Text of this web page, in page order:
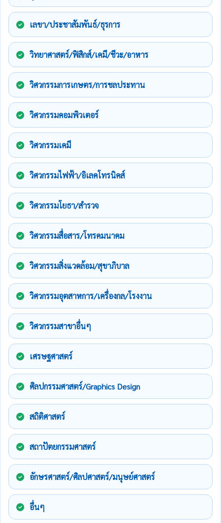
เลขา/ประชาสัมพันธ์/ธุรการ
วิทยาศาสตร์/ฟิสิกส์/เคมี/ชีวะ/อาหาร
วิศวกรรมการเกษตร/การชลประทาน
วิศวกรรมคอมพิวเตอร์
วิศวกรรมเคมี
วิศวกรรมไฟฟ้า/อิเลคโทรนิคส์
วิศวกรรมโยธา/สำรวจ
วิศวกรรมสื่อสาร/โทรคมนาคม
วิศวกรรมสิ่งแวดล้อม/สุขาภิบาล
วิศวกรรมอุตสาหการ/เครื่องกล/โรงงาน
วิศวกรรมสาขาอื่นๆ
เศรษฐศาสตร์
ศิลปกรรมศาสตร์/Graphics Design
สถิติศาสตร์
สถาปัตยกรรมศาสตร์
อักษรศาสตร์/ศิลปศาสตร์/มนุษย์ศาสตร์
อื่นๆ